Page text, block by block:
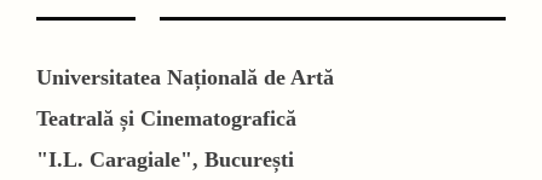
Universitatea Națională de Artă
Teatrală și Cinematografică
"I.L. Caragiale", București